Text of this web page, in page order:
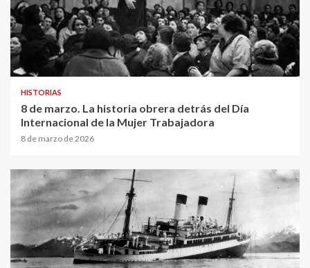
HISTORIAS
8 de marzo. La historia obrera detrás del Día
Internacional de la Mujer Trabajadora
8 de marzo de 2026